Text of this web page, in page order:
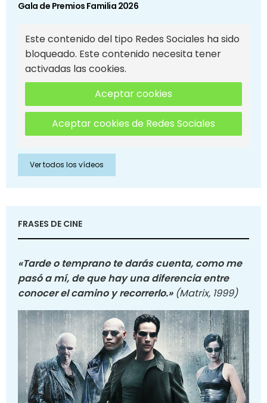
Gala de Premios Familia 2026
Este contenido del tipo Redes Sociales ha sido
bloqueado. Este contenido necesita tener
activadas las cookies.
Aceptar cookies
Aceptar cookies de Redes Sociales
Ver todos los vídeos
FRASES DE CINE
«Tarde o temprano te darás cuenta, como me
pasó a mí, de que hay una diferencia entre
conocer el camino y recorrerlo.» (Matrix, 1999)